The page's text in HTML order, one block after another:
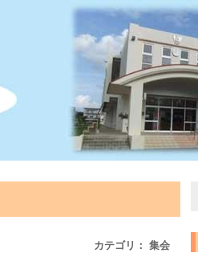
カテゴリ： 集会